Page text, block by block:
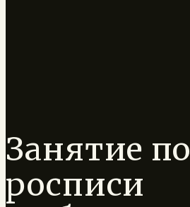
Занятие по
росписи